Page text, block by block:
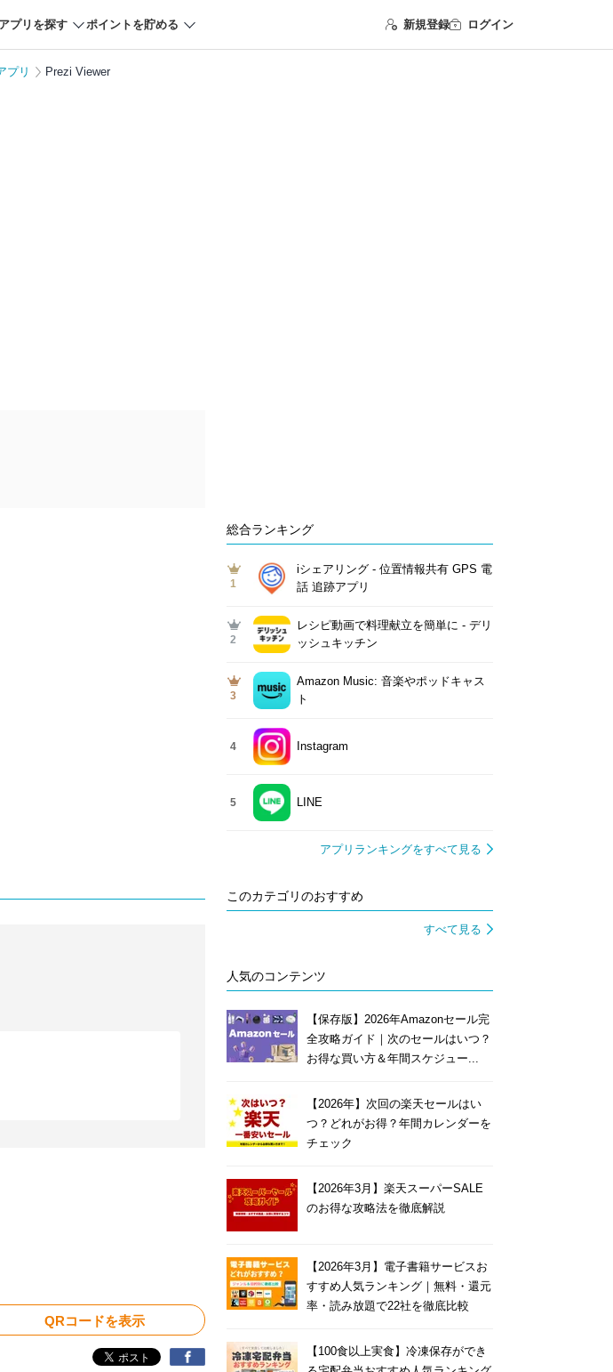
アプリを探す ポイントを貯める 新規登録 ログイン
プリ Prezi Viewer
QRコードを表示
総合ランキング
1
iシェアリング - 位置情報共有 GPS 電
話 追跡アプリ
2
レシピ動画で料理献立を簡単‪に - デリ
ッシュキッチン
3
Amazon Music: 音楽やポッドキャス
ト
4 Instagram
5 LINE
アプリランキングをすべて見る
このカテゴリのおすすめ
すべて見る
人気のコンテンツ
【保存版】2026年Amazonセール完
全攻略ガイド｜次のセールはいつ？
お得な買い方＆年間スケジュー...
【2026年】次回の楽天セールはい
つ？どれがお得？年間カレンダーを
チェック
【2026年3月】楽天スーパーSALE
のお得な攻略法を徹底解説
【2026年3月】電子書籍サービスお
すすめ人気ランキング｜無料・還元
率・読み放題で22社を徹底比較
【100食以上実食】冷凍保存ができ